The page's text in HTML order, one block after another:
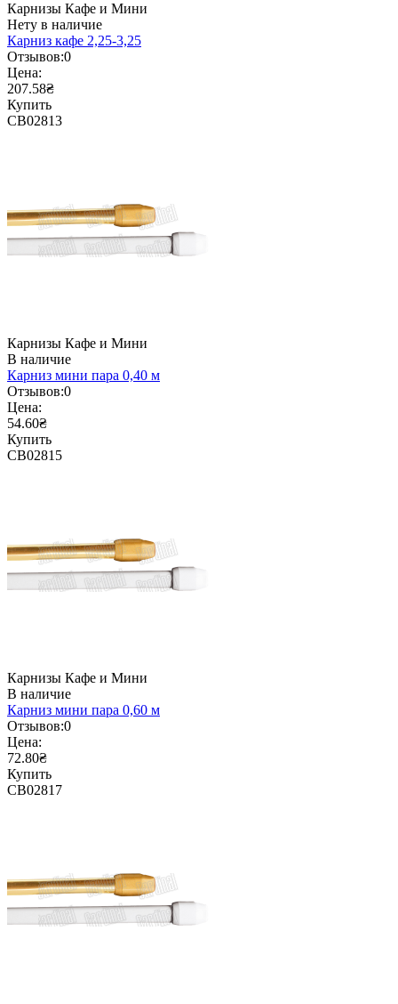
Карнизы Кафе и Мини
Нету в наличие
Карниз кафе 2,25-3,25
Отзывов:0
Цена:
207.58₴
Купить
CB02813
Карнизы Кафе и Мини
В наличие
Карниз мини пара 0,40 м
Отзывов:0
Цена:
54.60₴
Купить
CB02815
Карнизы Кафе и Мини
В наличие
Карниз мини пара 0,60 м
Отзывов:0
Цена:
72.80₴
Купить
CB02817